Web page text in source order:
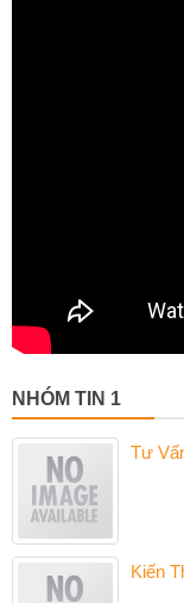
NHÓM TIN 1
Tư
Kiến